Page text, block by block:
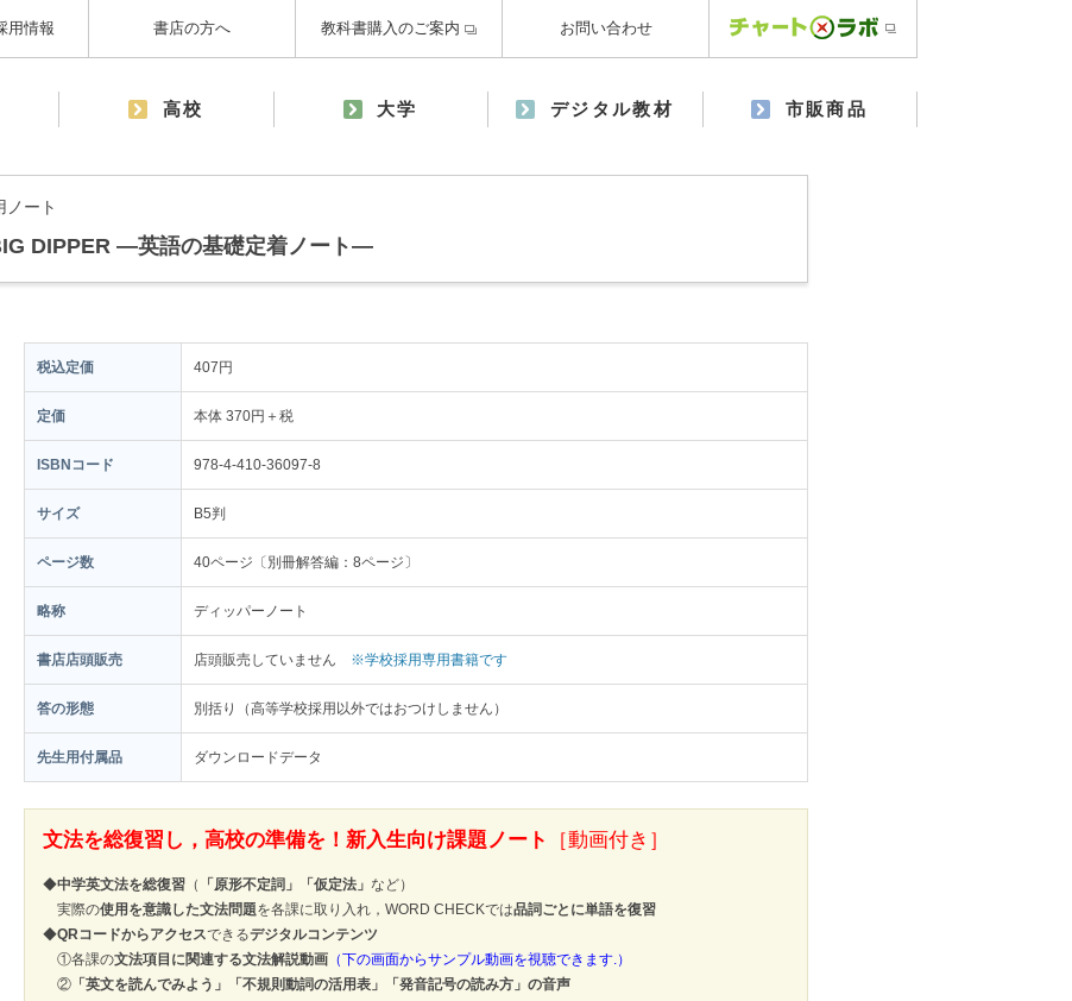
用情報 書店の方へ 教科書購入のご案内 お問い合わせ
高校 大学 デジタル教材 市販商品
ノート
DIPPER ―英語の基礎定着ノート―
税込定価 407円
定価 本体 370円＋税
ISBNコード 978-4-410-36097-8
サイズ B5判
ページ数 40ページ〔別冊解答編：8ページ〕
略称 ディッパーノート
書店店頭販売 店頭販売していません ※学校採用専用書籍です
答の形態 別括り（高等学校採用以外ではおつけしません）
先生用付属品 ダウンロードデータ
文法を総復習し，高校の準備を！新入生向け課題ノート ［動画付き］
◆中学英文法を総復習 （ 「原形不定詞」「仮定法」 など）
実際の使用を意識した文法問題を各課に取り入れ，WORD CHECKでは品詞ごとに単語を復習
◆QRコードからアクセスできるデジタルコンテンツ
①各課の文法項目に関連する文法解説動画（下の画面からサンプル動画を視聴できます.）
②「英文を読んでみよう」「不規則動詞の活用表」「発音記号の読み方」の音声